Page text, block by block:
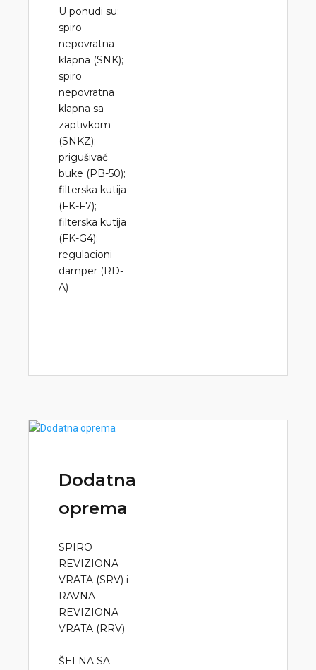
U ponudi su:
spiro
nepovratna
klapna (SNK);
spiro
nepovratna
klapna sa
zaptivkom
(SNKZ);
prigušivač
buke (PB-50);
filterska kutija
(FK-F7);
filterska kutija
(FK-G4);
regulacioni
damper (RD-
A)
Dodatna
oprema
SPIRO
REVIZIONA
VRATA (SRV) i
RAVNA
REVIZIONA
VRATA (RRV)
ŠELNA SA